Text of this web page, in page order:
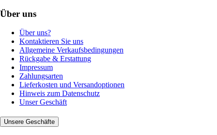
Über uns
Über uns?
Kontaktieren Sie uns
Allgemeine Verkaufsbedingungen
Rückgabe & Erstattung
Impressum
Zahlungsarten
Lieferkosten und Versandoptionen
Hinweis zum Datenschutz
Unser Geschäft
Unsere Geschäfte